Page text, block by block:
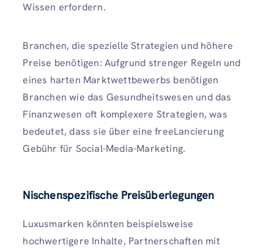
Wissen erfordern.
Branchen, die spezielle Strategien und höhere
Preise benötigen: Aufgrund strenger Regeln und
eines harten Marktwettbewerbs benötigen
Branchen wie das Gesundheitswesen und das
Finanzwesen oft komplexere Strategien, was
bedeutet, dass sie über eine freeLancierung
Gebühr für Social-Media-Marketing.
Nischenspezifische Preisüberlegungen
Luxusmarken könnten beispielsweise
hochwertigere Inhalte, Partnerschaften mit